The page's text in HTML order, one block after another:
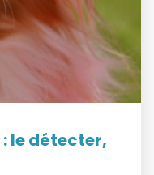
le détecter,